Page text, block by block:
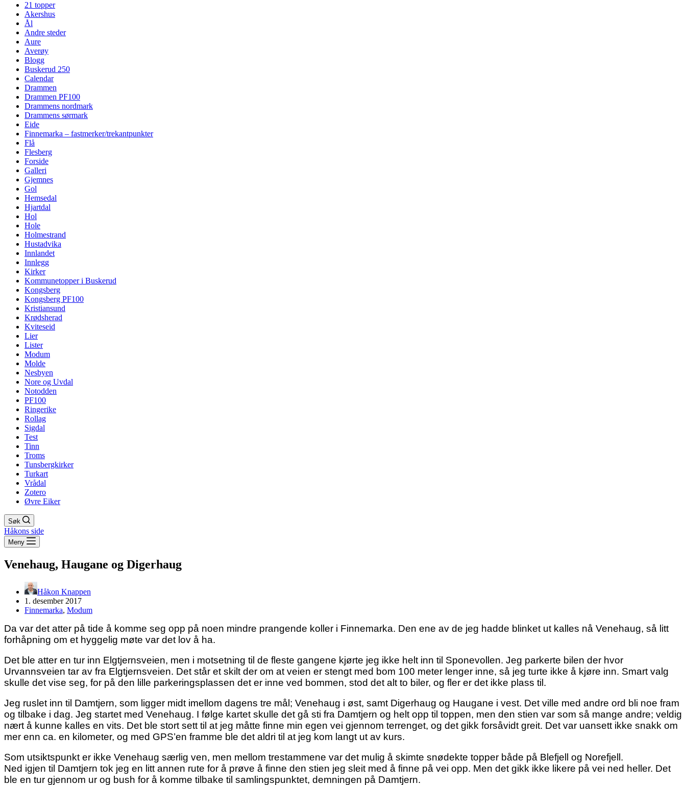
21 topper
Akershus
Ål
Andre steder
Aure
Averøy
Blogg
Buskerud 250
Calendar
Drammen
Drammen PF100
Drammens nordmark
Drammens sørmark
Eide
Finnemarka – fastmerker/trekantpunkter
Flå
Flesberg
Forside
Galleri
Gjemnes
Gol
Hemsedal
Hjartdal
Hol
Hole
Holmestrand
Hustadvika
Innlandet
Innlegg
Kirker
Kommunetopper i Buskerud
Kongsberg
Kongsberg PF100
Kristiansund
Krødsherad
Kviteseid
Lier
Lister
Modum
Molde
Nesbyen
Nore og Uvdal
Notodden
PF100
Ringerike
Rollag
Sigdal
Test
Tinn
Troms
Tunsbergkirker
Turkart
Vrådal
Zotero
Øvre Eiker
Søk
Håkons side
Meny
Venehaug, Haugane og Digerhaug
Håkon Knappen
1. desember 2017
Finnemarka, Modum
Da var det atter på tide å komme seg opp på noen mindre prangende koller i Finnemarka. Den ene av de jeg hadde blinket ut kalles nå Venehaug, så litt
forhåpning om et hyggelig møte var det lov å ha.
Det ble atter en tur inn Elgtjernsveien, men i motsetning til de fleste gangene kjørte jeg ikke helt inn til Sponevollen. Jeg parkerte bilen der hvor
Urvannsveien tar av fra Elgtjernsveien. Det står et skilt der om at veien er stengt med bom 100 meter lenger inne, så jeg turte ikke å kjøre inn. Smart valg
skulle det vise seg, for på den lille parkeringsplassen det er inne ved bommen, stod det alt to biler, og fler er det ikke plass til.
Jeg ruslet inn til Damtjern, som ligger midt imellom dagens tre mål; Venehaug i øst, samt Digerhaug og Haugane i vest. Det ville med andre ord bli noe fram
og tilbake i dag. Jeg startet med Venehaug. I følge kartet skulle det gå sti fra Damtjern og helt opp til toppen, men den stien var som så mange andre; veldig
nært å kunne kalles en vits. Det ble stort sett til at jeg måtte finne min egen vei gjennom terrenget, og det gikk forsåvidt greit. Det var uansett ikke snakk om
mer enn ca. en kilometer, og med GPS’en framme ble det aldri til at jeg kom langt ut av kurs.
Som utsiktspunkt er ikke Venehaug særlig ven, men mellom trestammene var det mulig å skimte snødekte topper både på Blefjell og Norefjell.
Ned igjen til Damtjern tok jeg en litt annen rute for å prøve å finne den stien jeg sleit med å finne på vei opp. Men det gikk ikke likere på vei ned heller. Det
ble en tur gjennom ur og bush for å komme tilbake til samlingspunktet, demningen på Damtjern.